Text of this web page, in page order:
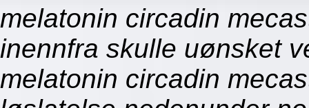
melatonin circadin
inennfra skulle uønsket
melatonin circadin